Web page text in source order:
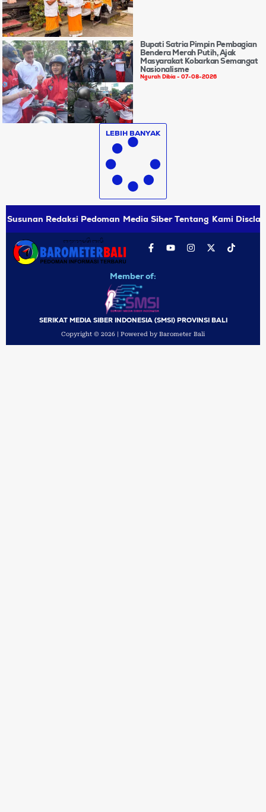
Bupati Satria Pimpin Pembagian
Bendera Merah Putih, Ajak
Masyarakat Kobarkan Semangat
Nasionalisme
Ngurah Dibia 07-08-2026
LEBIH BANYAK
Susunan Redaksi Pedoman Media Siber Tentang Kami
Member of:
SERIKAT MEDIA SIBER INDONESIA (SMSI) PROVINSI BALI
Copyright © 2026 | Powered by Barometer Bali